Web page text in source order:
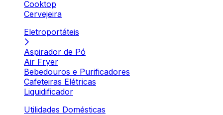
Cooktop
Cervejeira
Eletroportáteis
Aspirador de Pó
Air Fryer
Bebedouros e Purificadores
Cafeteiras Elétricas
Liquidificador
Utilidades Domésticas